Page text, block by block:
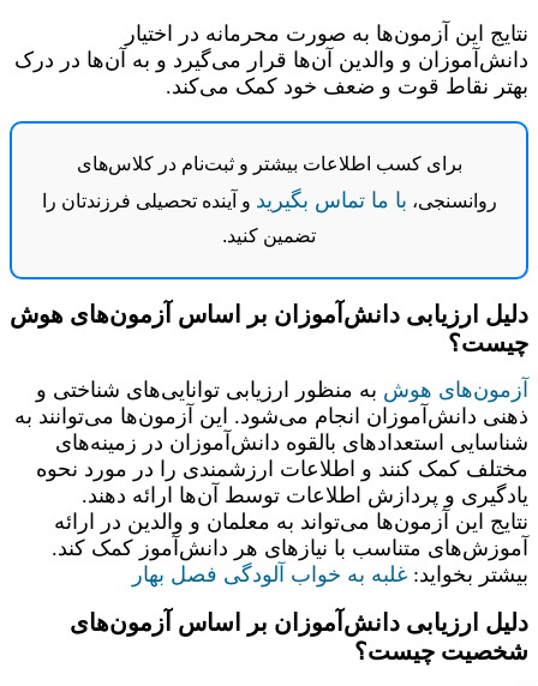
نتایج این آزمون‌ها به صورت محرمانه در اختیار
دانش‌آموزان و والدین آن‌ها قرار می‌گیرد و به آن‌ها در درک
بهتر نقاط قوت و ضعف خود کمک می‌کند.
برای کسب اطلاعات بیشتر و ثبت‌نام در کلاس‌های
روانسنجی، با ما تماس بگیرید و آینده تحصیلی فرزندتان را
تضمین کنید.
دلیل ارزیابی دانش‌آموزان بر اساس آزمون‌های هوش
چیست؟
آزمون‌های هوش به منظور ارزیابی توانایی‌های شناختی و
ذهنی دانش‌آموزان انجام می‌شود. این آزمون‌ها می‌توانند به
شناسایی استعدادهای بالقوه دانش‌آموزان در زمینه‌های
مختلف کمک کنند و اطلاعات ارزشمندی را در مورد نحوه
یادگیری و پردازش اطلاعات توسط آن‌ها ارائه دهند.
نتایج این آزمون‌ها می‌تواند به معلمان و والدین در ارائه
آموزش‌های متناسب با نیازهای هر دانش‌آموز کمک کند.
بیشتر بخواید: غلبه به خواب آلودگی فصل بهار
دلیل ارزیابی دانش‌آموزان بر اساس آزمون‌های
شخصیت چیست؟